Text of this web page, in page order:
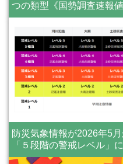
つの類型《国勢調査速報
防災気象情報が2026年5
「５段階の警戒レベル」